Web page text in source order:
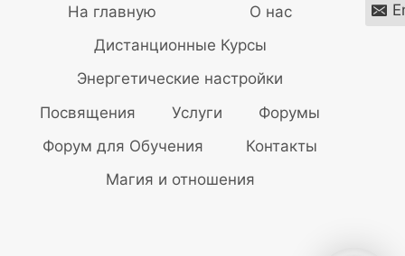
На главную
О нас
Дистанционные Курсы
Энергетические настройки
Посвящения
Услуги
Форумы
Форум для Обучения
Контакты
Магия и отношения